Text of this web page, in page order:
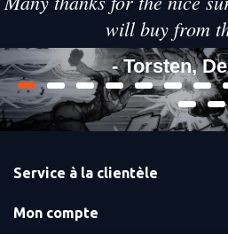
will buy from
- Torsten,
Service à la clientèle
Mon compte